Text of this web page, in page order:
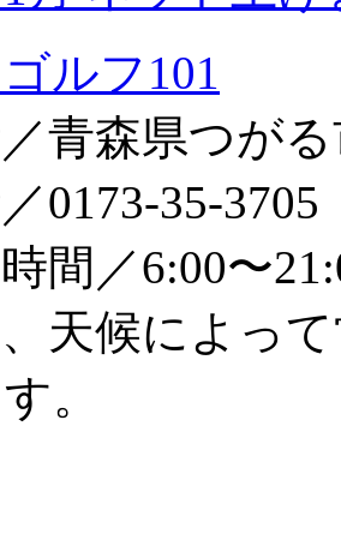
ルフ101
青森県つがる
0173-35-3705
間／6:00〜
天候によっ
。